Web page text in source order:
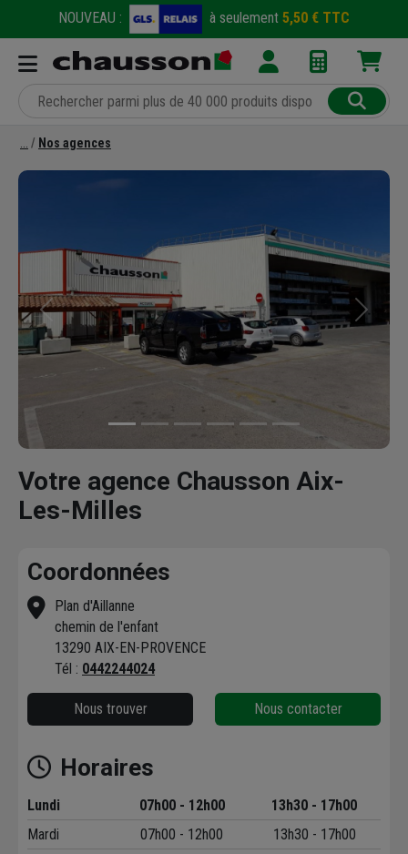
NOUVEAU : à seulement 5,50 € TTC
Nos agences
Précédent Suivant
Votre agence Chausson Aix-
Les-Milles
Coordonnées
Plan d'Aillanne
chemin de l'enfant
13290 AIX-EN-PROVENCE
Tél : 0442244024
Nous trouver Nous contacter
Horaires
Lundi 07h00 - 12h00
13h30 - 17h00
Mardi
07h00 - 12h00
13h30 - 17h00